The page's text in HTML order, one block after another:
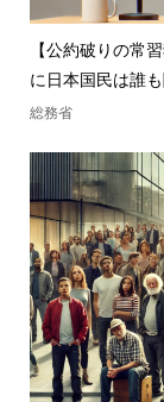
【公約破りの常
に日本国民は誰も
総務省